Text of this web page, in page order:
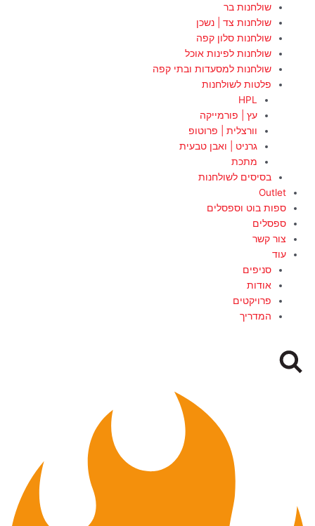
שולחנות בר
שולחנות צד | נשכן
שולחנות סלון קפה
שולחנות לפינות אוכל
שולחנות למסעדות ובתי קפה
פלטות לשולחנות
HPL
עץ | פורמייקה
וורצלית | פרוטופ
גרניט | ואבן טבעית
מתכת
בסיסים לשולחנות
Outlet
ספות בוט וספסלים
ספסלים
צור קשר
עוד
סניפים
אודות
פרויקטים
המדריך